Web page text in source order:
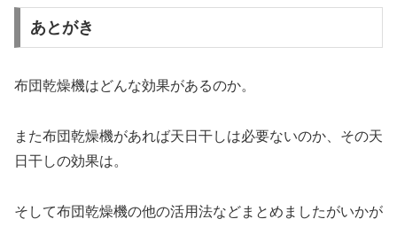
あとがき
布団乾燥機はどんな効果があるのか。
また布団乾燥機があれば天日干しは必要ないのか、その天
日干しの効果は。
そして布団乾燥機の他の活用法などまとめましたがいかが